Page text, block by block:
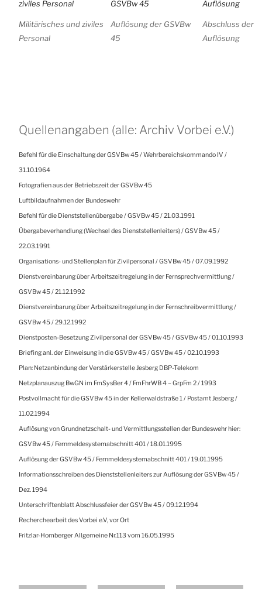
Militärisches und ziviles
Personal
Auflösung der GSVBw
45
Abschluss der
Auflösung
Quellenangaben (alle: Archiv Vorbei e.V.)
Befehl für die Einschaltung der GSVBw 45 / Wehrbereichskommando IV /
31.10.1964
Fotografien aus der Betriebszeit der GSVBw 45
Luftbildaufnahmen der Bundeswehr
Befehl für die Dienststellenübergabe / GSVBw 45 / 21.03.1991
Übergabeverhandlung (Wechsel des Dienststellenleiters) / GSVBw 45 /
22.03.1991
Organisations- und Stellenplan für Zivilpersonal / GSVBw 45 / 07.09.1992
Dienstvereinbarung über Arbeitszeitregelung in der Fernsprechvermittlung /
GSVBw 45 / 21.12.1992
Dienstvereinbarung über Arbeitszeitregelung in der Fernschreibvermittlung /
GSVBw 45 / 29.12.1992
Dienstposten-Besetzung Zivilpersonal der GSVBw 45 / GSVBw 45 / 01.10.1993
Briefing anl. der Einweisung in die GSVBw 45 / GSVBw 45 / 02.10.1993
Plan: Netzanbindung der Verstärkerstelle Jesberg DBP-Telekom
Netzplanauszug BwGN im FmSysBer 4 / FmFhrWB 4 – GrpFm 2 / 1993
Postvollmacht für die GSVBw 45 in der Kellerwaldstraße 1 / Postamt Jesberg /
11.02.1994
Auflösung von Grundnetzschalt- und Vermittlungsstellen der Bundeswehr hier:
GSVBw 45 / Fernmeldesystemabschnitt 401 / 18.01.1995
Auflösung der GSVBw 45 / Fernmeldesystemabschnitt 401 / 19.01.1995
Informationsschreiben des Dienststellenleiters zur Auflösung der GSVBw 45 /
Dez. 1994
Unterschriftenblatt Abschlussfeier der GSVBw 45 / 09.12.1994
Recherchearbeit des Vorbei e.V, vor Ort
Fritzlar-Homberger Allgemeine Nr.113 vom 16.05.1995